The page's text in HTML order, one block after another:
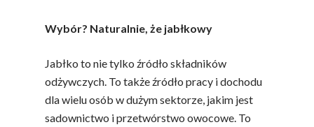
Wybór? Naturalnie, że jabłkowy
Jabłko to nie tylko źródło składników
odżywczych. To także źródło pracy i dochodu
dla wielu osób w dużym sektorze, jakim jest
sadownictwo i przetwórstwo owocowe. To